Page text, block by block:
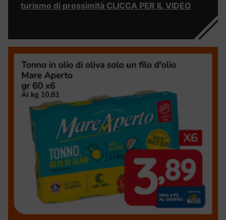
turismo di prossimità CLICCA PER IL VIDEO